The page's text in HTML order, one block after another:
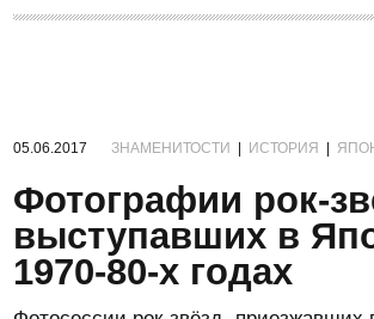
05.06.2017 ЗНАМЕНИТОСТИ ИСТОРИЯ
Фотографии рок-
выступавших в
1970-80-х годах